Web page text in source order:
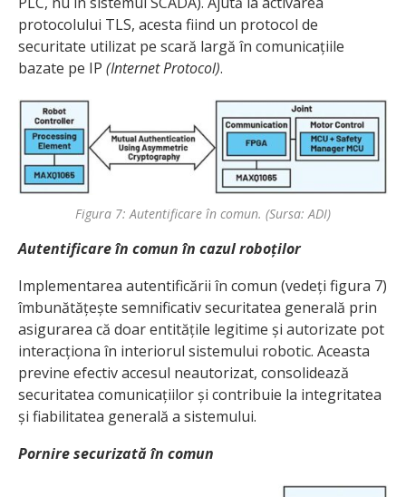
protocolului TLS, acesta fiind un protocol de
securitate utilizat pe scară largă în comunicațiile
bazate pe IP (Internet Protocol).
Figura 7: Autentificare în comun. (Sursa: ADI)
Autentificare în comun în cazul roboților
Implementarea autentificării în comun (vedeți figura 7)
îmbunătățește semnificativ securitatea generală prin
asigurarea că doar entitățile legitime și autorizate pot
interacționa în interiorul sistemului robotic. Aceasta
previne efectiv accesul neautorizat, consolidează
securitatea comunicațiilor și contribuie la integritatea
și fiabilitatea generală a sistemului.
Pornire securizată în comun